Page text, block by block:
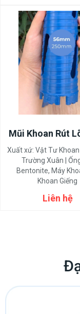
Mũi Khoan Rút
Hòa 56mm
Chống Kẹt
Xuất xứ: Vật Tư
Trường Xuân |
Bentonite, Máy
Khoan Giếng
Liên hệ